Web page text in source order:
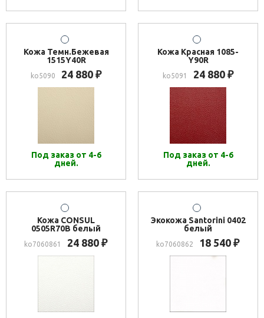
Кожа Темн.Бежевая
1515Y40R
ko5090 24 880 ₽
Под заказ от 4-6
дней.
Кожа Красная 1085-
Y90R
ko5091 24 880 ₽
Под заказ от 4-6
дней.
Кожа CONSUL
0505R70B белый
ko7060861 24 880 ₽
Экокожа Santorini 0402
белый
ko7060862 18 540 ₽